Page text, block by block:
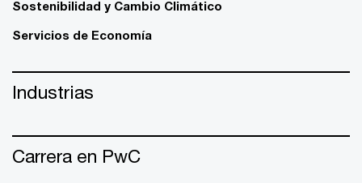
Sostenibilidad y Cambio Climático
Servicios de Economía
Industrias
Carrera en PwC